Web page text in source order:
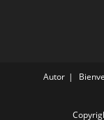
Autor